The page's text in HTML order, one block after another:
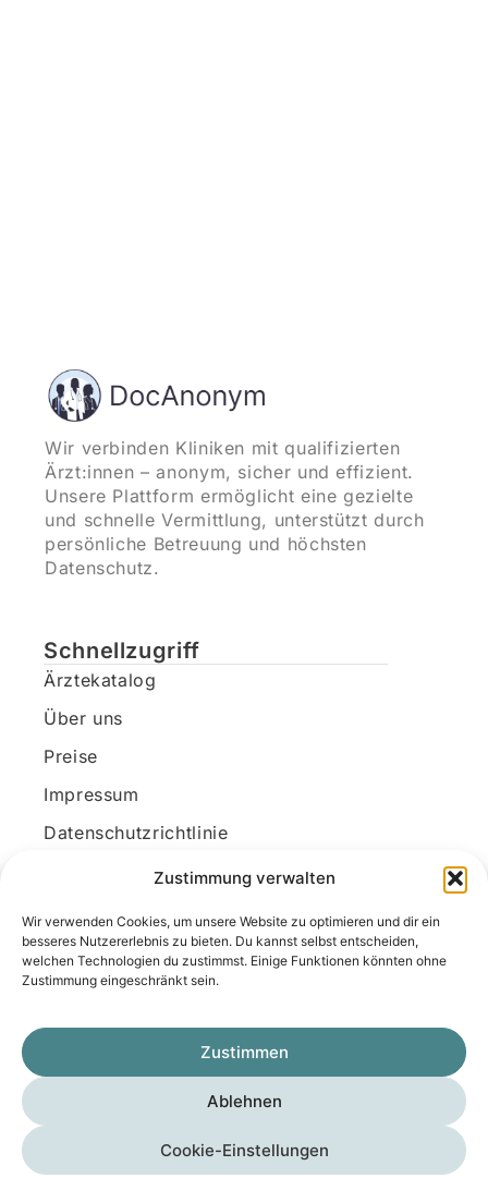
Zustimmung verwalten
Wir verwenden Cookies, um unsere Website zu optimieren und dir ein
besseres Nutzererlebnis zu bieten. Du kannst selbst entscheiden,
welchen Technologien du zustimmst. Einige Funktionen könnten ohne
Zustimmung eingeschränkt sein.
Zustimmen
Ablehnen
Cookie-Einstellungen
Wir verbinden Kliniken mit qualifizierten
Ärzt:innen – anonym, sicher und effizient.
Unsere Plattform ermöglicht eine gezielte
und schnelle Vermittlung, unterstützt durch
persönliche Betreuung und höchsten
Datenschutz.
Schnellzugriff
Ärztekatalog
Über uns
Preise
Impressum
Datenschutzrichtlinie
Kundenkonto
Unsere Kontaktdaten
E-Mail: kontakt@docanonym.com
am Traunsee, Österreich